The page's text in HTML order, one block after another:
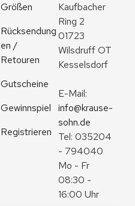
Größen
Rücksendung
en /
Retouren
Gutscheine
Gewinnspiel
Registrieren
Kaufbacher
Ring 2
01723
Wilsdruff OT
Kesselsdorf
info@krause-
sohn.de
Tel: 035204
- 794040
Mo - Fr
08:30 -
16:00 Uhr